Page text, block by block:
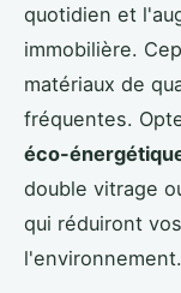
quotidien et
immobilière.
matériaux de
fréquentes.
éco-
double vitrage
qui réduiront
l'environnement.